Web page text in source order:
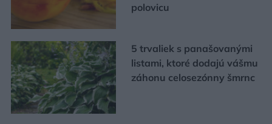
polovicu
5 trvaliek s panašovanými
listami, ktoré dodajú vášmu
záhonu celosezónny šmrnc